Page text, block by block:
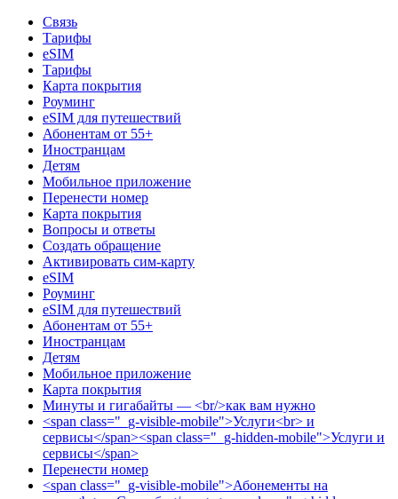
Связь
Тарифы
eSIM
Тарифы
Карта покрытия
Роуминг
eSIM для путешествий
Абонентам от 55+
Иностранцам
Детям
Мобильное приложение
Перенести номер
Карта покрытия
Вопросы и ответы
Создать обращение
Активировать сим-карту
eSIM
Роуминг
eSIM для путешествий
Абонентам от 55+
Иностранцам
Детям
Мобильное приложение
Карта покрытия
Минуты и гигабайты — <br/>как вам нужно
<span class="_g-visible-mobile">Услуги<br> и
сервисы</span><span class="_g-hidden-mobile">Услуги и
сервисы</span>
Перенести номер
<span class="_g-visible-mobile">Абонементы на